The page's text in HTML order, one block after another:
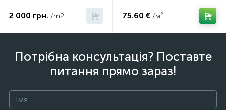
2 000 грн. /m2 75.60 € /м²
Потрібна консультація? Поставте
питання прямо зараз!